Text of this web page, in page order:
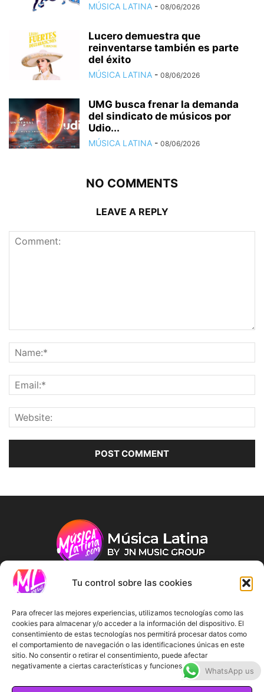
Tu control sobre las cookies
Para ofrecer las mejores experiencias, utilizamos tecnologías como las
cookies para almacenar y/o acceder a la información del dispositivo. El
consentimiento de estas tecnologías nos permitirá procesar datos como
el comportamiento de navegación o las identificaciones únicas en este
sitio. No consentir o retirar el consentimiento, puede afectar
negativamente a ciertas características y funciones.
MÚSICA LATINA - 08/06/2026
Lucero demuestra que
reinventarse también es parte
del éxito
MÚSICA LATINA - 08/06/2026
UMG busca frenar la demanda
del sindicato de músicos por
Udio...
MÚSICA LATINA - 08/06/2026
NO COMMENTS
LEAVE A REPLY
FOLLOW US
WhatsApp us